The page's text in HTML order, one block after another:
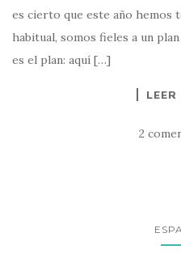
es cierto que este año hemos
habitual, somos fieles a un
es el plan: aquí […]
LEER
2